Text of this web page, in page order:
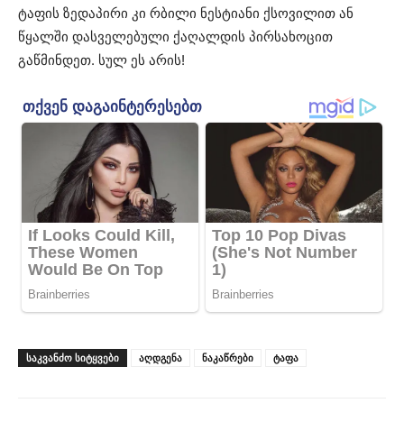
ტაფის ზედაპირი კი რბილი ნესტიანი ქსოვილით ან
წყალში დასველებული ქაღალდის პირსახოცით
გაწმინდეთ. სულ ეს არის!
ᲡᲐᲙᲕᲐᲜᲫᲝ ᲡᲘᲢᲧᲕᲔᲑᲘ აღდგენა ნაკაწრები ტაფა